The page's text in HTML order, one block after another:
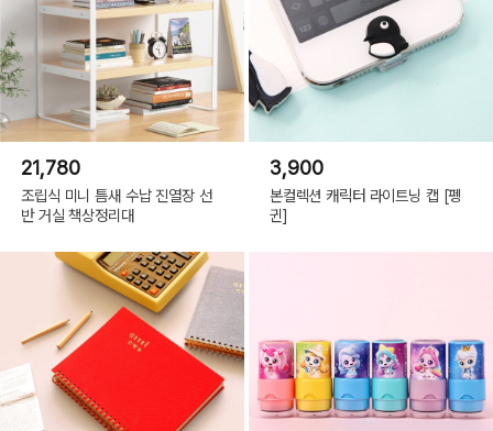
21,780
조립식 미니 틈새 수납 진열장 선
반 거실 책상정리대
3,900
본컬렉션 캐릭터 라이트닝 캡 [펭
귄]